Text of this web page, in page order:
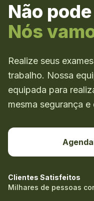
Não
Nós
Realize seus
trabalho. Nossa
equipada para
mesma segurança
Clientes Satisfeitos
Milhares de pessoas